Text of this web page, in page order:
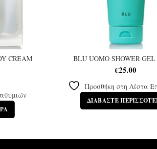
CREAM
BLU UOMO SHOWER
€25.00
Προσθήκη στη Λίστα
ΔΙΑΒΆΣΤΕ